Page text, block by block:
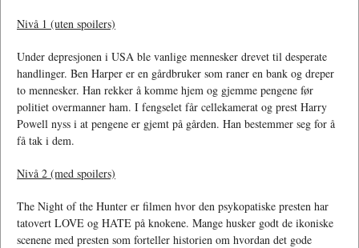
Nivå 1 (uten spoilers)
Under depresjonen i USA ble vanlige mennesker drevet til desperate
handlinger. Ben Harper er en gårdbruker som raner en bank og dreper
to mennesker. Han rekker å komme hjem og gjemme pengene før
politiet overmanner ham. I fengselet får cellekamerat og prest Harry
Powell nyss i at pengene er gjemt på gården. Han bestemmer seg for å
få tak i dem.
Nivå 2 (med spoilers)
The Night of the Hunter er filmen hvor den psykopatiske presten har
tatovert LOVE og HATE på knokene. Mange husker godt de ikoniske
scenene med presten som forteller historien om hvordan det gode